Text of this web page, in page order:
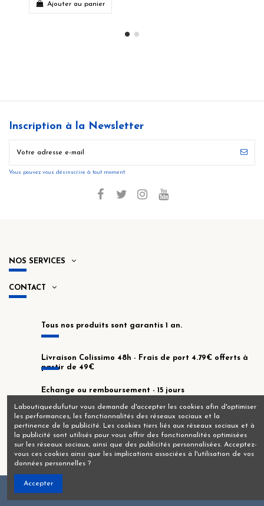
Ajouter au panier
Inscription à la Newsletter
Vous pouvez vous désinscrire à tout moment.
NOS SERVICES
CONTACT
Tous nos produits sont garantis 1 an.
Livraison Colissimo 48h - Frais de port 4.79€ offerts à
partir de 49€
Echange ou remboursement - 15 jours
En stock dans notre atelier de Montrouge !
Laboutiquedufutur vous demande d'accepter les cookies afin d'optimiser
les performances, les fonctionnalités des réseaux sociaux et la
pertinence de la publicité. Les cookies tiers liés aux réseaux sociaux et à
la publicité sont utilisés pour vous offrir des fonctionnalités optimisées
sur les réseaux sociaux, ainsi que des publicités personnalisées. Acceptez-
vous ces cookies ainsi que les implications associées à l'utilisation de vos
données personnelles ?
Accepter